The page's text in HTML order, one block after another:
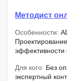
Методист
Особенности:
эффективности
Для кого: Без
экспертный